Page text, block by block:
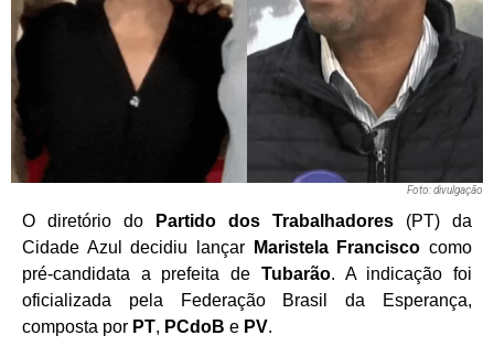
Foto: divulgação
O diretório do Partido dos Trabalhadores (PT) da
Cidade Azul decidiu lançar
Maristela Francisco como
pré-candidata a prefeita de Tubarão. A indicação foi
oficializada pela Federação Brasil da Esperança,
composta por PT, PCdoB e PV.